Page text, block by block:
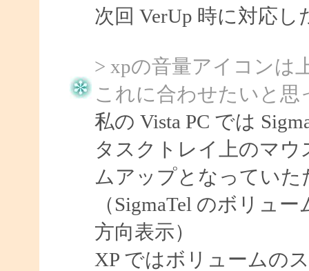
次回 VerUp 時に対応
> xpの音量アイコンは
これに合わせたいと思
私の Vista PC では
タスクトレイ上のマ
ムアップとなってい
（SigmaTel のボリュ
方向表示）
XP ではボリュームの